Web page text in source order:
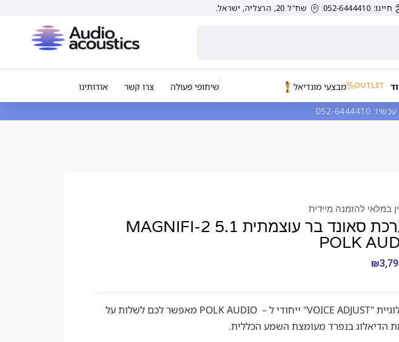
חייגו: 052-6444410 שח"ל 20, הרצליה, ישראל.
OUTLET מבצעי מונדיאל שיתופי פעולה צרו קשר אודותינו
במלאי להזמנה מיידית
מערכת סאונד בר עוצמתית 5.1 MAGNIFI-2
POLK
₪
טכנולוגיית "VOICE ADJUST" ייחודי ל – POLK AUDIO מאפשר לכם לשלות על
הדיאלוג בנפרד מעומצת השמע הכללית.